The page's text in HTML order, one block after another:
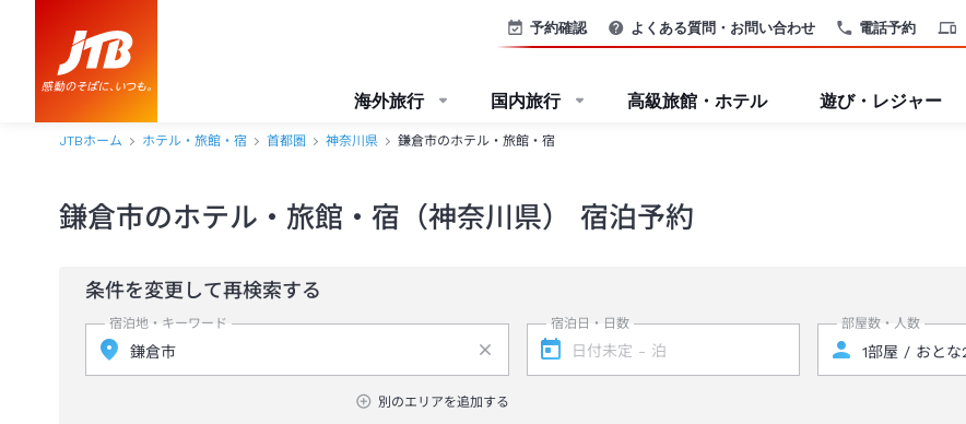
電話予約
予約確認 よくある質問・お問い合わせ
海外旅行 国内旅行 高級旅館・ホテル 遊び・レジャー
JTBホーム ホテル・旅館・宿 首都圏 神奈川県 鎌倉市のホテル・旅館・宿
鎌倉市のホテル・旅館・宿（神奈川県） 宿泊予約
条件を変更して再検索する
宿泊地・キーワード
別のエリアを追加する
宿泊日・日数 部屋数・人数